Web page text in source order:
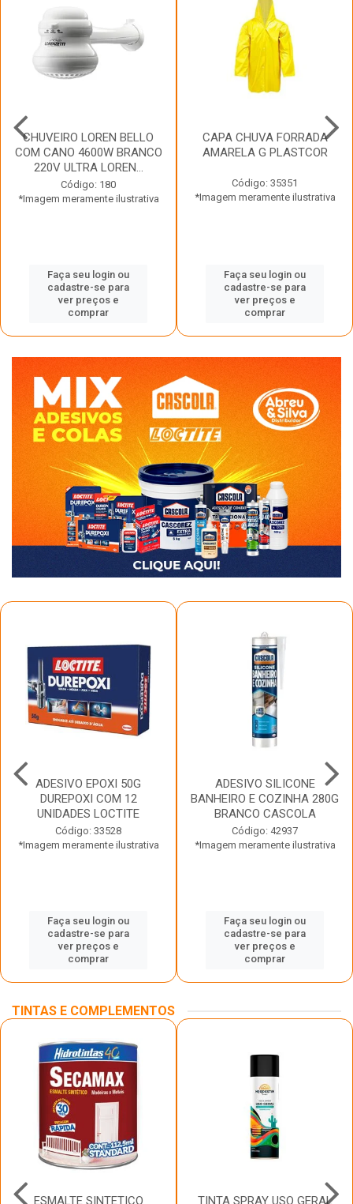
CHUVEIRO LOREN BELLO
COM CANO 4600W BRANCO
220V ULTRA LOREN...
Código: 180
*Imagem meramente ilustrativa
Faça seu login ou
cadastre-se para
ver preços e
comprar
CAPA CHUVA FORRADA
AMARELA G PLASTCOR
Código: 35351
*Imagem meramente ilustrativa
Faça seu login ou
cadastre-se para
ver preços e
comprar
ADESIVO EPOXI 50G
DUREPOXI COM 12
UNIDADES LOCTITE
Código: 33528
*Imagem meramente ilustrativa
Faça seu login ou
cadastre-se para
ver preços e
comprar
ADESIVO SILICONE
BANHEIRO E COZINHA 280G
BRANCO CASCOLA
Código: 42937
*Imagem meramente ilustrativa
Faça seu login ou
cadastre-se para
ver preços e
comprar
TINTAS E COMPLEMENTOS
ESMALTE SINTETICO TINTA SPRAY USO GERAL